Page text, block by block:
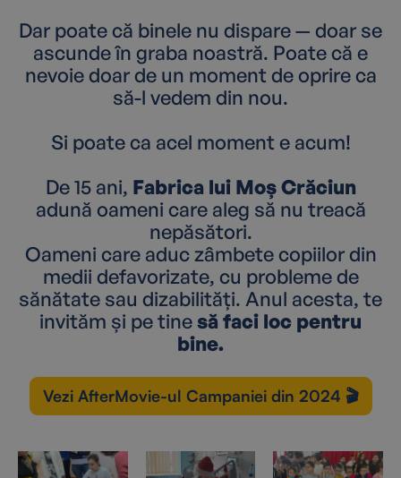
Dar poate că binele nu dispare — doar se
ascunde în graba noastră. Poate că e
nevoie doar de un moment de oprire ca
să-l vedem din nou.
Si poate ca acel moment e acum!
De 15 ani, Fabrica lui Moș Crăciun
adună oameni care aleg să nu treacă
nepăsători.
Oameni care aduc zâmbete copiilor din
medii defavorizate, cu probleme de
sănătate sau dizabilități. Anul acesta, te
invităm și pe tinesă faci loc pentru
bine.
Vezi AfterMovie-ul Campaniei din 2024 🎬